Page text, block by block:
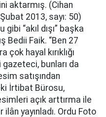
aktarmış. (Cihan
2013, sayı: 50)
“akıl dışı” başka
Bedii Faik. “Ben 27
çok hayal kırıklığı
gazeteci, bunları da
satışından
İrtibat Bürosu,
açık arttırma ile
yayınladı. Ordu Foto